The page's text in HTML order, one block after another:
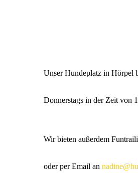
Unser Hundeplatz in Hörpel
Donnerstags in der Zeit von
Wir bieten außerdem
oder per Email an